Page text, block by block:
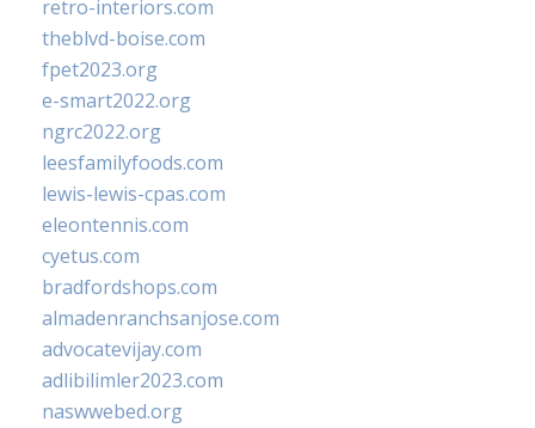
retro-interiors.com
theblvd-boise.com
fpet2023.org
e-smart2022.org
ngrc2022.org
leesfamilyfoods.com
lewis-lewis-cpas.com
eleontennis.com
cyetus.com
bradfordshops.com
almadenranchsanjose.com
advocatevijay.com
adlibilimler2023.com
naswwebed.org